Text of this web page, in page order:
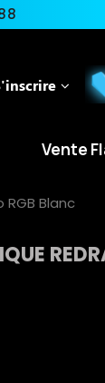
Vente
Blanc